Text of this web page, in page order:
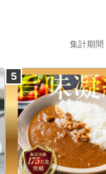
集計期